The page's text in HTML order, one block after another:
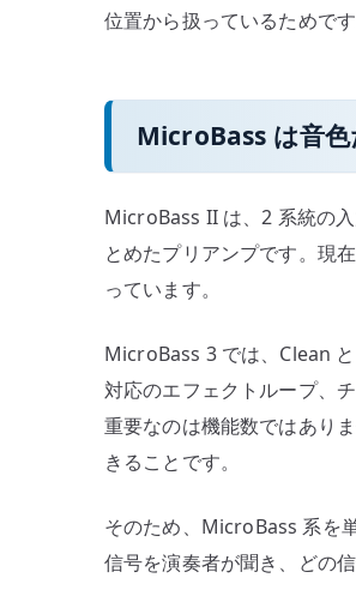
位置から扱っているためです
MicroBass は音
MicroBass II は、2 系統の
とめたプリアンプです。現
っています。
MicroBass 3 では、Clean
対応のエフェクトループ、
重要なのは機能数ではあり
きることです。
そのため、MicroBass 系を
信号を演奏者が聞き、どの